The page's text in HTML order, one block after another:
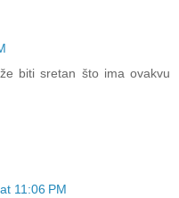
biti sretan što ima ovakvu
11:06 PM